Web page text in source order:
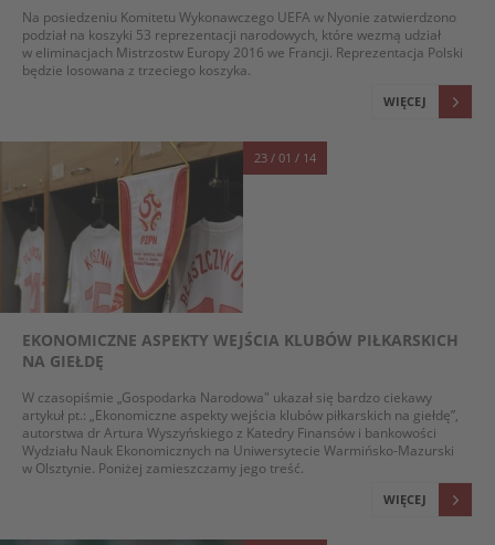
Na posiedzeniu Komitetu Wykonawczego UEFA w Nyonie zatwierdzono
podział na koszyki 53 reprezentacji narodowych, które wezmą udział
w eliminacjach Mistrzostw Europy 2016 we Francji. Reprezentacja Polski
będzie losowana z trzeciego koszyka.
WIĘCEJ
23 / 01 / 14
EKONOMICZNE ASPEKTY WEJŚCIA KLUBÓW PIŁKARSKICH
NA GIEŁDĘ
W czasopiśmie „Gospodarka Narodowa" ukazał się bardzo ciekawy
artykuł pt.: „Ekonomiczne aspekty wejścia klubów piłkarskich na giełdę”,
autorstwa dr Artura Wyszyńskiego z Katedry Finansów i bankowości
Wydziału Nauk Ekonomicznych na Uniwersytecie Warmińsko-Mazurski
w Olsztynie. Poniżej zamieszczamy jego treść.
WIĘCEJ